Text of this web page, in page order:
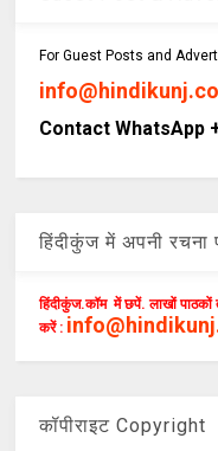
For Guest Posts and
Contact WhatsApp
हिंदीकुंज में अपनी रचना
हिंदीकुंज.कॉम में छपें. लाखों
करें :
कॉपीराइट Copyright